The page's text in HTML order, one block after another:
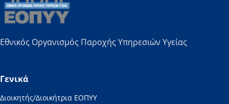
Εθνικός Οργανισμός Παροχής Υπηρεσιών Υγείας
Γενικά
Διοικητής/Διοικήτρια ΕΟΠΥΥ